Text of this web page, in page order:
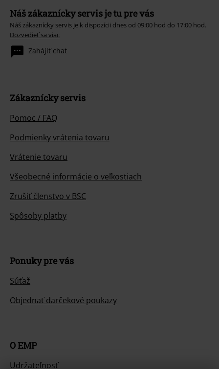
Náš zákaznícky servis je tu pre vás
Náš zákaznícky servis je k dispozícii dnes od 09:00 hod do 17:00 hod.
Dozvedieť sa viac
Zahájiť chat
Zákaznícky servis
Pomoc / FAQ
Podmienky vrátenia tovaru
Vrátenie tovaru
Všeobecné informácie o veľkostiach
Zrušiť členstvo v BSC
Spôsoby platby
Ponuky pre vás
Súťaž
Objednať darčekové poukazy
O EMP
Udržateľnosť